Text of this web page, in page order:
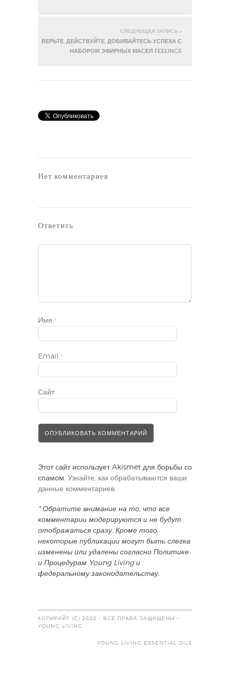
СЛЕДУЮЩАЯ ЗАПИСЬ »
ВЕРЬТЕ, ДЕЙСТВУЙТЕ, ДОБИВАЙТЕСЬ УСПЕХА С
НАБОРОМ ЭФИРНЫХ МАСЕЛ FEELINGS
Нет комментариев
Ответить
Имя *
Email *
Сайт
Этот сайт использует Akismet для борьбы со
спамом. Узнайте, как обрабатываются ваши
данные комментариев
* Обратите внимание на то, что все
комментарии модерируются и не будут
отображаться сразу. Кроме того,
некоторые публикации могут быть слегка
изменены или удалены согласно Политике
и Процедурам Young Living и
федеральному законодательству.
КОПИРАЙТ (C) 2020 - ВСЕ ПРАВА ЗАЩИЩЕНЫ -
YOUNG LIVING
YOUNG LIVING ESSENTIAL OILS